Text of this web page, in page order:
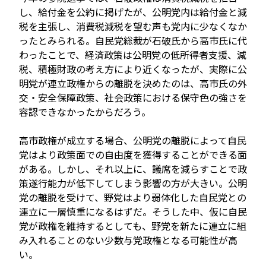
し、給付金を公約に掲げたが、公明党内は給付金と減
税を主張し、消費税減税を望む声も党内に少なくなか
ったとみられる。自民党総裁が石破氏から高市氏に代
わったことで、経済政策は公明党の低所得者支援、減
税、積極財政の考え方により近くなったが、実際に公
明党が連立政権からの離脱を決めたのは、高市氏の外
交・安全保障政策、社会政策における保守色の強さを
容認できなかったからだろう。
高市政権が成立する場合、公明党の離脱によって自民
党はより政策面での自由度を獲得することができる面
がある。しかし、それ以上に、議席を減らすことで政
策遂行能力が低下してしまう影響の方が大きい。公明
党の離脱を受けて、野党はより弱体化した自民党との
連立に一層慎重になるはずだ。そうした中、仮に自民
党が政権を維持するとしても、野党を新たに連立に組
み入れることのない少数与党政権となる可能性が高
い。